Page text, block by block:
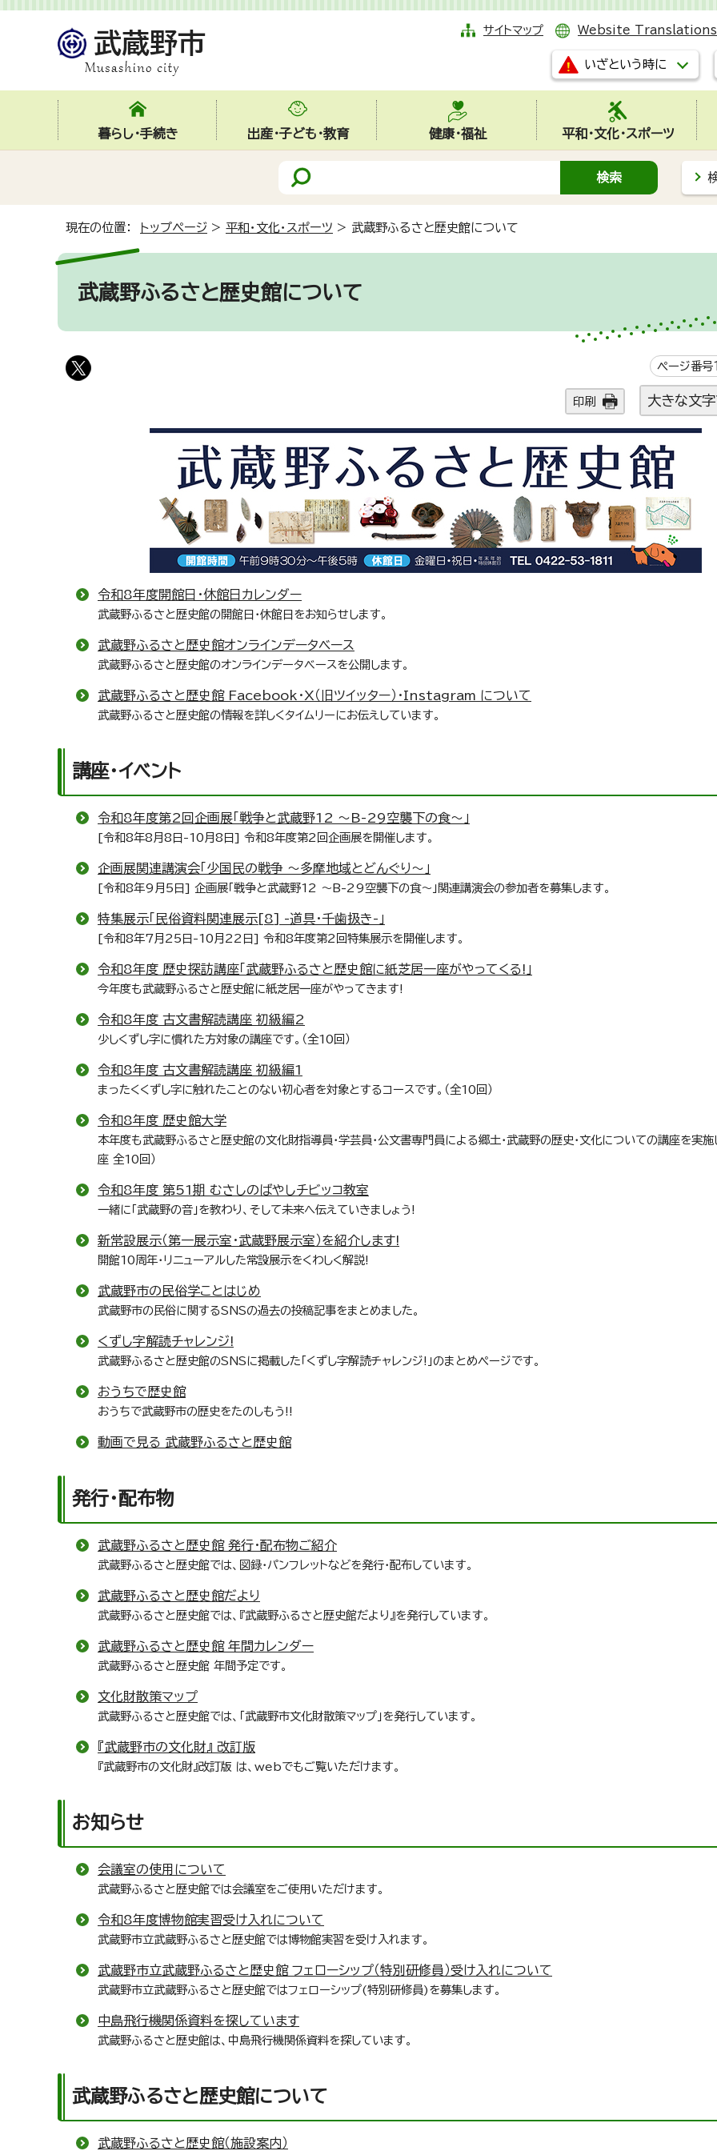
サイトマップ Website Translations
いざという時に
暮らし・手続き 出産・子ども・教育 健康・福祉 平和・文化・スポーツ
現在の位置： トップページ > 平和・文化・スポーツ > 武蔵野ふるさと歴史館について
武蔵野ふるさと歴史館について
ページ番
印刷 大きな文字
令和8年度開館日・休館日カレンダー
武蔵野ふるさと歴史館の開館日・休館日をお知らせします。
武蔵野ふるさと歴史館オンラインデータベース
武蔵野ふるさと歴史館のオンラインデータベースを公開します。
武蔵野ふるさと歴史館 Facebook・X（旧ツイッター）・Instagram について
武蔵野ふるさと歴史館の情報を詳しくタイムリーにお伝えしています。
講座・イベント
令和8年度第2回企画展「戦争と武蔵野12 ～B-29空襲下の食～」
[令和8年8月8日-10月8日] 令和8年度第2回企画展を開催します。
企画展関連講演会「少国民の戦争 ～多摩地域とどんぐり～」
[令和8年9月5日] 企画展「戦争と武蔵野12 ～B-29空襲下の食～」関連講演会の参加者を募集します。
特集展示「民俗資料関連展示[8] -道具・千歯扱き-」
[令和8年7月25日-10月22日] 令和8年度第2回特集展示を開催します。
令和8年度 歴史探訪講座「武蔵野ふるさと歴史館に紙芝居一座がやってくる!」
今年度も武蔵野ふるさと歴史館に紙芝居一座がやってきます!
令和8年度 古文書解読講座 初級編2
少しくずし字に慣れた方対象の講座です。（全10回）
令和8年度 古文書解読講座 初級編1
まったくくずし字に触れたことのない初心者を対象とするコースです。（全10回）
令和8年度 歴史館大学
本年度も武蔵野ふるさと歴史館の文化財指導員・学芸員・公文書専門員による郷土・武蔵野の歴史・文化についての講座を実施
座 全10回）
令和8年度 第51期 むさしのばやしチビッコ教室
一緒に「武蔵野の音」を教わり、そして未来へ伝えていきましょう!
新常設展示（第一展示室・武蔵野展示室）を紹介します!
開館10周年・リニューアルした常設展示をくわしく解説!
武蔵野市の民俗学ことはじめ
武蔵野市の民俗に関するSNSの過去の投稿記事をまとめました。
くずし字解読チャレンジ!
武蔵野ふるさと歴史館のSNSに掲載した「くずし字解読チャレンジ!」のまとめページです。
おうちで歴史館
おうちで武蔵野市の歴史をたのしもう!!
動画で見る 武蔵野ふるさと歴史館
発行・配布物
武蔵野ふるさと歴史館 発行・配布物ご紹介
武蔵野ふるさと歴史館では、図録・パンフレットなどを発行・配布しています。
武蔵野ふるさと歴史館だより
武蔵野ふるさと歴史館では、『武蔵野ふるさと歴史館だより』を発行しています。
武蔵野ふるさと歴史館 年間カレンダー
武蔵野ふるさと歴史館 年間予定です。
文化財散策マップ
武蔵野ふるさと歴史館では、「武蔵野市文化財散策マップ」を発行しています。
『武蔵野市の文化財』 改訂版
『武蔵野市の文化財』改訂版 は、webでもご覧いただけます。
お知らせ
会議室の使用について
武蔵野ふるさと歴史館では会議室をご使用いただけます。
令和8年度博物館実習受け入れについて
武蔵野市立武蔵野ふるさと歴史館では博物館実習を受け入れます。
武蔵野市立武蔵野ふるさと歴史館 フェローシップ（特別研修員）受け入れについて
武蔵野市立武蔵野ふるさと歴史館ではフェローシップ(特別研修員)を募集します。
中島飛行機関係資料を探しています
武蔵野ふるさと歴史館は、中島飛行機関係資料を探しています。
武蔵野ふるさと歴史館について
武蔵野ふるさと歴史館（施設案内）